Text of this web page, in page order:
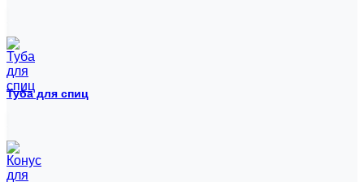
Туба для спиц